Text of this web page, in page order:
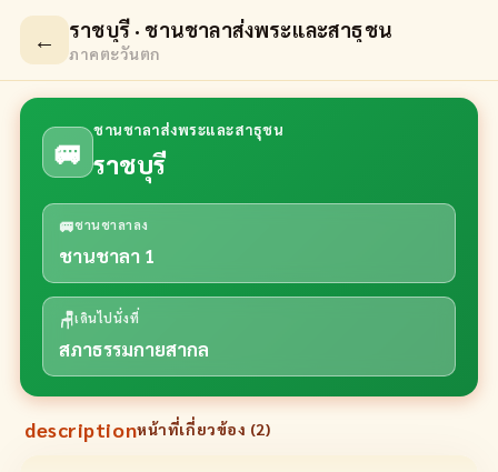
← ราชบุรี · ชานชาลาส่งพระและสาธุชน
ภาคตะวันตก
🚐
ชานชาลาส่งพระและสาธุชน
ราชบุรี
🚐ชานชาลาลง
ชานชาลา 1
🪑เดินไปนั่งที่
สภาธรรมกายสากล
descriptionหน้าที่เกี่ยวข้อง (2)